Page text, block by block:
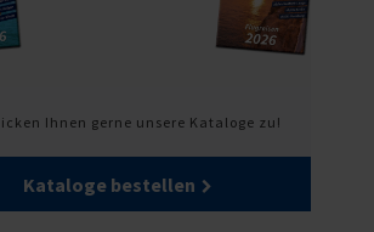
Ihnen gerne unsere Kataloge zu!
Kataloge bestellen